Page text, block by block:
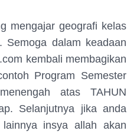
mengajar geografi kelas
dalam keadaan
kembali membagikan
Program Semester
atas TAHUN
Selanjutnya jika anda
insya allah akan